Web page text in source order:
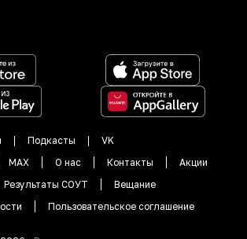
Подкасты
VK
MAX О нас Контакты
Акции
Результаты СОУТ
Вещание
Пользовательское соглашение